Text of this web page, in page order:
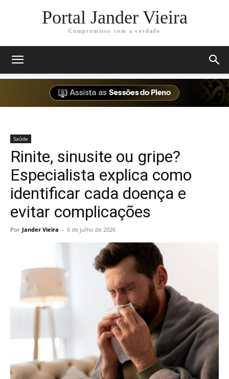
Portal Jander Vieira
Compromisso com a verdade
Saúde
Rinite, sinusite ou gripe?
Especialista explica como
identificar cada doença e
evitar complicações
Por Jander Vieira - 6 de julho de 2026